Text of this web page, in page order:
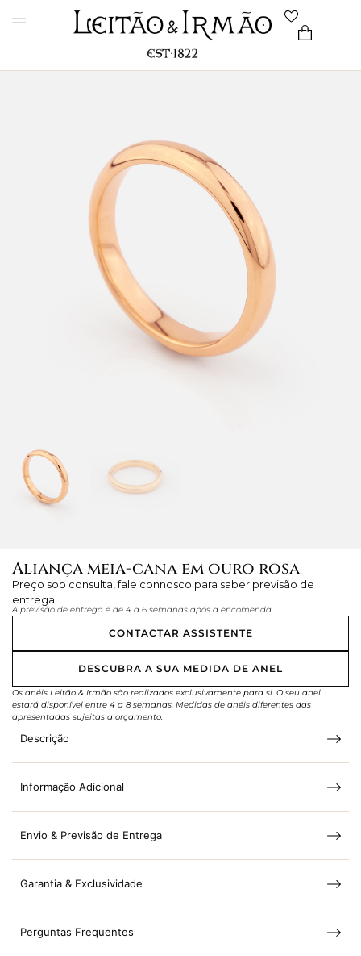
Aliança meia-cana em ouro rosa
Preço sob consulta, fale connosco para saber previsão de
entrega.
A previsão de entrega é de 4 a 6 semanas após a encomenda.
CONTACTAR ASSISTENTE
DESCUBRA A SUA MEDIDA DE ANEL
Os anéis Leitão & Irmão são realizados exclusivamente para si. O seu anel
estará disponível entre 4 a 8 semanas. Medidas de anéis diferentes das
apresentadas sujeitas a orçamento.
Descrição
Informação Adicional
Envio & Previsão de Entrega
Garantia & Exclusividade
Perguntas Frequentes